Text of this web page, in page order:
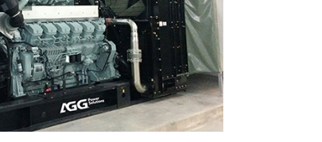
آمپر